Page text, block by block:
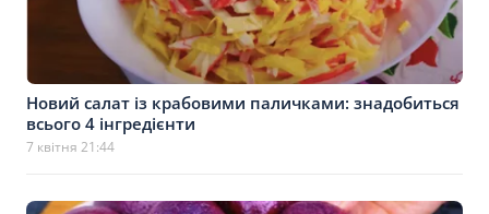
Новий салат із крабовими паличками: знадобиться
всього 4 інгредієнти
7 квітня 21:44